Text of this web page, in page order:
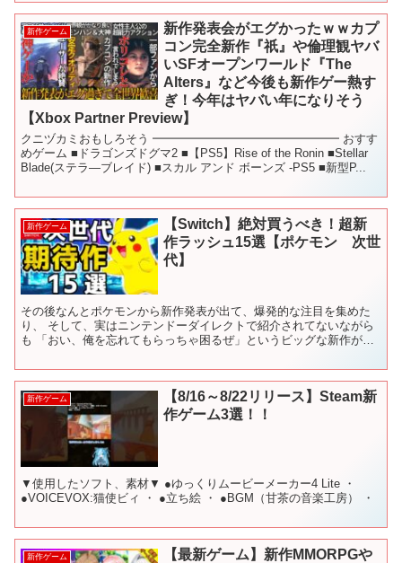
新作ゲーム
新作発表会がエグかったｗｗカプ
コン完全新作『祇』や倫理観ヤバ
いSFオープンワールド『The
Alters』など今後も新作ゲー熱す
ぎ！今年はヤバい年になりそう
【Xbox Partner Preview】
クニヅカミおもしろそう ━━━━━━━━━━━━━━━━ おすす
めゲーム ■ドラゴンズドグマ2 ■【PS5】Rise of the Ronin ■Stellar
Blade(ステラ―ブレイド) ■スカル アンド ボーンズ -PS5 ■新型P...
新作ゲーム
【Switch】絶対買うべき！超新
作ラッシュ15選【ポケモン 次世
代】
その後なんとポケモンから新作発表が出て、爆発的な注目を集めた
り、 そして、実はニンテンドーダイレクトで紹介されてないながら
も 「おい、俺を忘れてもらっちゃ困るぜ」というビッグな新作がう
新作ゲーム
【8/16～8/22リリース】Steam新
作ゲーム3選！！
▼使用したソフト、素材▼ ●ゆっくりムービーメーカー4 Lite ・
●VOICEVOX:猫使ビィ ・ ●立ち絵 ・ ●BGM（甘茶の音楽工房） ・
新作ゲーム
【最新ゲーム】新作MMORPGや